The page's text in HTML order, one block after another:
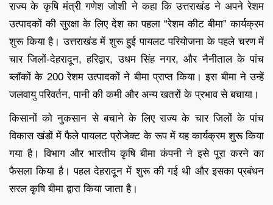
राज्य के कृषि मंत्री गणेश जोशी ने कहा कि उत्तराखंड ने अपने रेशम
उत्पादकों की सुरक्षा के लिए देश का पहला “रेशम कीट बीमा” कार्यक्रम
शुरू किया है। उत्तराखंड में शुरू हुई पायलट परियोजना के पहले चरण में
चार जिलों-देहरादून, हरिद्वार, उधम सिंह नगर, और नैनीताल के पांच
ब्लॉकों के 200 रेशम उत्पादकों ने बीमा प्राप्त किया। इस बीमा ने उन्हें
जलवायु परिवर्तन, पानी की कमी और अन्य खतरों के प्रभाव से बचाया।
किसानों को नुकसान से बचाने के लिए राज्य के चार जिलों के पांच
विकास खंडों में फैले पायलट प्रोजेक्ट के रूप में यह कार्यक्रम शुरू किया
गया है। विभाग और भारतीय कृषि बीमा कंपनी ने इसे पूरा करने का
फैसला किया है। पहल देहरादून में शुरू की गई थी और इसका प्रबंधन
सरल कृषि बीमा द्वारा किया जाता है।